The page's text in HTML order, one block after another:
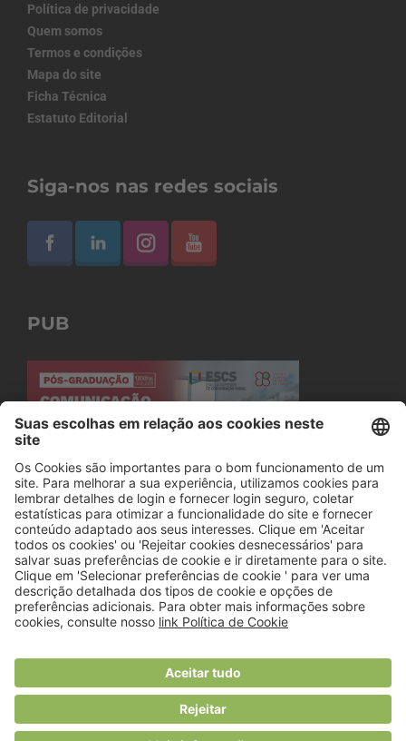
Política de privacidade
Quem somos
Termos e condições
Mapa do site
Ficha Técnica
Estatuto Editorial
Siga-nos nas redes sociais
PUB
© 2018 Viver Saudável
O portal dos profissionais de nutrição